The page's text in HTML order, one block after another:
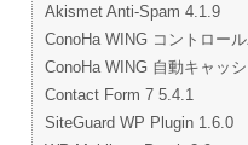
Akismet Anti-Spam 4.1.9
ConoHa WING コントロー
ConoHa WING 自動キャッ
Contact Form 7 5.4.1
SiteGuard WP Plugin 1.6.0